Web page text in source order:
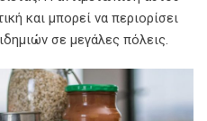
και μπορεί να περιορίσει
σε μεγάλες πόλεις.